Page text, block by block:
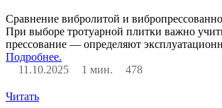
Сравнение вибролитой и
При выборе тротуарной плитки важно
прессование — определяют
Подробнее.
11.10.2025
1 мин. 478
Читать